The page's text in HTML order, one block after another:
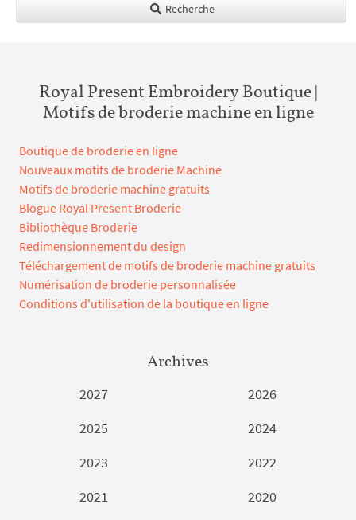
Recherche
Royal Present Embroidery Boutique |
Motifs de broderie machine en ligne
Boutique de broderie en ligne
Nouveaux motifs de broderie Machine
Motifs de broderie machine gratuits
Blogue Royal Present Broderie
Bibliothèque Broderie
Redimensionnement du design
Téléchargement de motifs de broderie machine gratuits
Numérisation de broderie personnalisée
Conditions d'utilisation de la boutique en ligne
Archives
2027
2026
2025
2024
2023
2022
2021
2020